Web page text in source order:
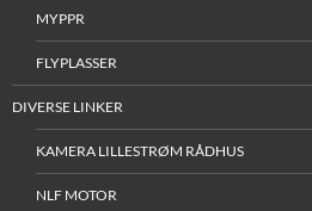
MYPPR
FLYPLASSER
DIVERSE LINKER
KAMERA LILLESTRØM RÅDHUS
NLF MOTOR